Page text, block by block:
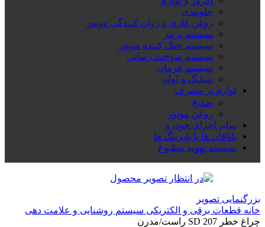
جلوبندی
روغن کاری و روان کنندگی موتور
سیستم ترمز
سیستم خنک کننده موتور
سیستم سوخت رسانی
سیستم فرمان
شیلنگ و لوله
لوازم پر مصرف
ضدیخ
روغن موتور
سایر اجزای خودرو
یاتاقان ها یا بلبرینگ ها
سیستم تهویه مطبوع
بزرگنمایی تصویر
خانه قطعات برقی و الکتریکی سیستم روشنایی و علامت دهی
چراغ خطر 207 SD راست/مدرن